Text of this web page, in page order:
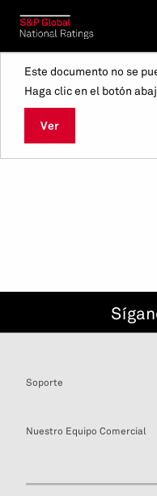
Este documento no se
Haga clic en el botón
Ver
Soporte
Nuestro Equipo Comercial